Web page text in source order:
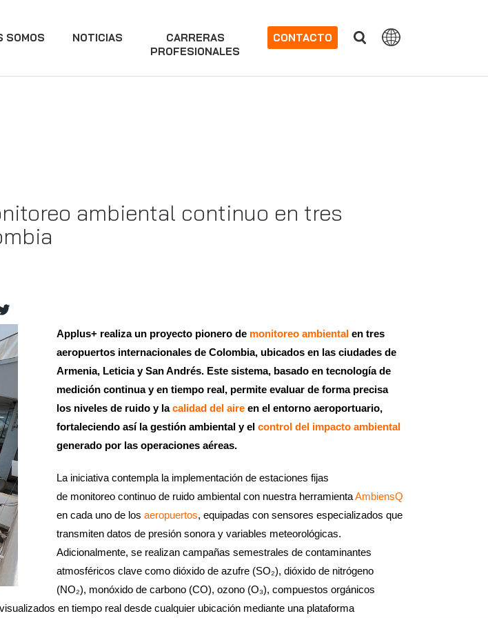
SOMOS NOTICIAS
CARRERAS
PROFESIONALES
CONTACTO
ambiental continuo en tres
Applus+ realiza un proyecto pionero de monitoreo ambiental en tres
aeropuertos internacionales de Colombia, ubicados en las ciudades de
Armenia, Leticia y San Andrés. Este sistema, basado en tecnología de
medición continua y en tiempo real, permite evaluar de forma precisa
los niveles de ruido y lacalidad del aire en el entorno aeroportuario,
fortaleciendo así la gestión ambiental y el control del impacto ambiental
generado por las operaciones aéreas.
La iniciativa contempla la implementación de estaciones fijas
de monitoreo continuo de ruido ambiental con nuestra herramientaAmbiensQ
en cada uno de los aeropuertos, equipadas con sensores especializados que
transmiten datos de presión sonora y variables meteorológicas.
Adicionalmente, se realizan campañas semestrales de contaminantes
atmosféricos clave como dióxido de azufre (SO₂), dióxido de nitrógeno
(NO₂), monóxido de carbono (CO), ozono (O₃), compuestos orgánicos
en tiempo real desde cualquier ubicación mediante una plataforma